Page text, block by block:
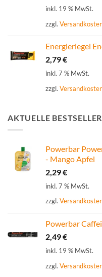
inkl. 19 % MwSt.
zzgl.
Energieriegel
2,79€
inkl. 7 % MwSt.
zzgl.
AKTUELLE BESTSELLER
Powerbar
- Mango Apfel
2,29€
inkl. 7 % MwSt.
zzgl.
Powerbar
2,49€
inkl. 19 % MwSt.
zzgl.